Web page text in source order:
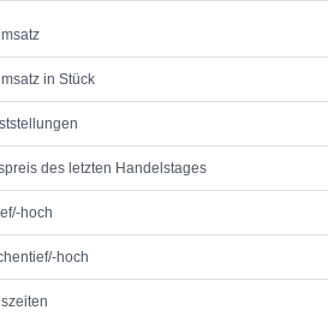
in Stück
des letzten Handelstages
hoch
hoch